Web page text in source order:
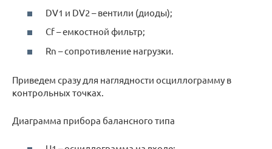
DV1 и DV2 – вентили (диоды);
Cf – емкостной фильтр;
Rn – сопротивление нагрузки.
Приведем сразу для наглядности осциллограмму в
контрольных точках.
Диаграмма прибора балансного типа